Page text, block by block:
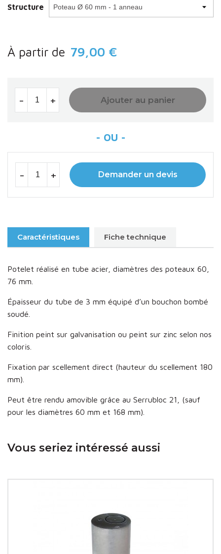
Structure
À partir de 79,00 €
- + Ajouter au panier
- + Demander un devis
Caractéristiques Fiche technique
Potelet réalisé en tube acier, diamètres des poteaux 60,
76 mm.
Épaisseur du tube de 3 mm équipé d’un bouchon bombé
soudé.
Finition peint sur galvanisation ou peint sur zinc selon nos
coloris.
Fixation par scellement direct (hauteur du scellement 180
mm).
Peut être rendu amovible grâce au Serrubloc 21, (sauf
pour les diamètres 60 mm et 168 mm).
Vous seriez intéressé aussi